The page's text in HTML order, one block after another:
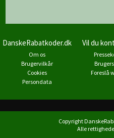
DanskeRabatkoder.dk
Om os
Brugervilkår
Cookies
Persondata
Vil du
Foreslå
Copyright
Alle